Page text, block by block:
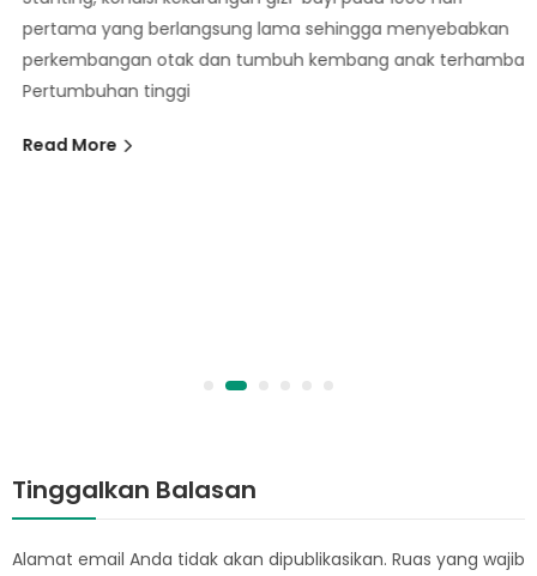
pertama yang berlangsung lama sehingga menyebabkan
perkembangan otak dan tumbuh kembang anak terhambat.
Pertumbuhan tinggi
Read More
Tinggalkan Balasan
Alamat email Anda tidak akan dipublikasikan. Ruas yang wajib